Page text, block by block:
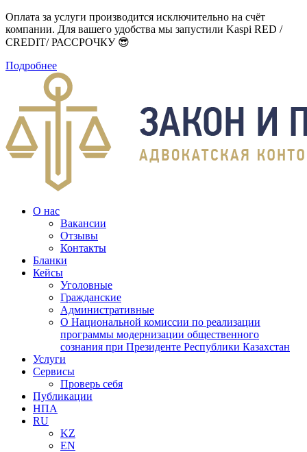
Оплата за услуги производится исключительно на счёт
компании. Для вашего удобства мы запустили Kaspi RED /
CREDIT/ РАССРОЧКУ 😎
Подробнее
О нас
Вакансии
Отзывы
Контакты
Бланки
Кейсы
Уголовные
Гражданские
Административные
О Национальной комиссии по реализации
программы модернизации общественного
сознания при Президенте Республики Казахстан
Услуги
Сервисы
Проверь себя
Публикации
НПА
RU
KZ
EN